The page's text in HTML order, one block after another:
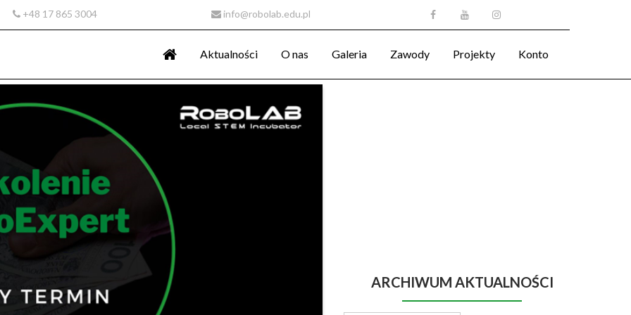
+48 17 865 3004 info@robolab.edu.pl
Aktualności O nas Galeria Zawody Projekty Konto
ARCHIWUM AKTUALNOŚCI